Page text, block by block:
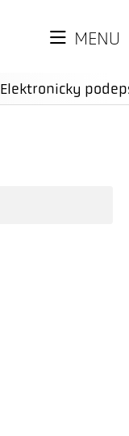
MENU
Elektronicky